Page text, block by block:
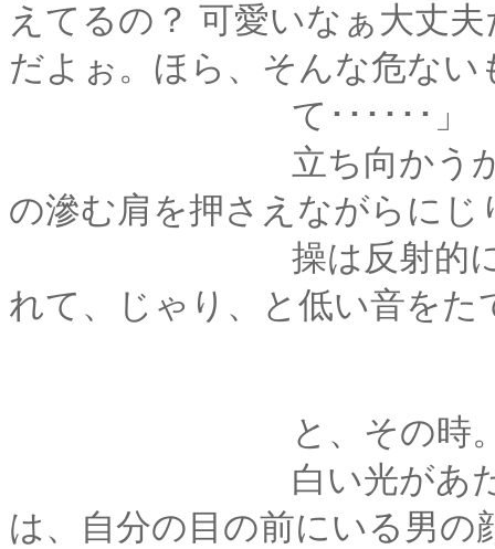
えてるの？ 可愛いなぁ大丈
だよぉ。ほら、そんな危ない
て･･････」
立ち向かうか退くか
の滲む肩を押さえながらにじ
操は反射的に一歩後
れて、じゃり、と低い音をた
と、その時。雲が流
白い光があたりを照
は、自分の目の前にいる男